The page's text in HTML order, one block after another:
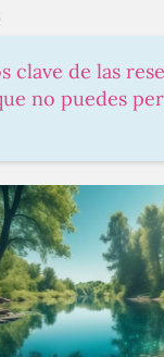
clave de las
no puedes